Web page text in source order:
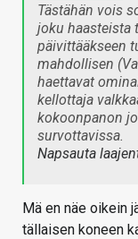
Tästähän vois
joku haasteista
päivittääkseen
mahdollisen
haettavat
kellottaja
kokoonpanon
survottavissa.
Napsauta
Mä en näe oikein
tällaisen koneen